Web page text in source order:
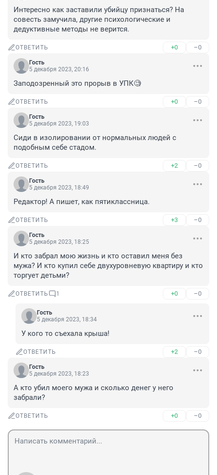
Интересно как заставили убийцу признаться? На
совесть замучила, другие психологические и
дедуктивные методы не верится.
ОТВЕТИТЬ +0 –0
Гость
5 декабря 2023, 20:16
Заподозренный это прорыв в УПК🧐
ОТВЕТИТЬ +0 –0
Гость
5 декабря 2023, 19:03
Сиди в изолировании от нормальных людей с
подобным себе стадом.
ОТВЕТИТЬ +2 –0
Гость
5 декабря 2023, 18:49
Редактор! А пишет, как пятиклассница.
ОТВЕТИТЬ +3 –0
Гость
5 декабря 2023, 18:25
И кто забрал мою жизнь и кто оставил меня без
мужа? И кто купил себе двухуровневую квартиру и кто
торгует детьми?
ОТВЕТИТЬ 1 +0 –0
Гость
5 декабря 2023, 18:34
У кого то съехала крыша!
ОТВЕТИТЬ +2 –0
Гость
5 декабря 2023, 18:23
А кто убил моего мужа и сколько денег у него
забрали?
ОТВЕТИТЬ +0 –0